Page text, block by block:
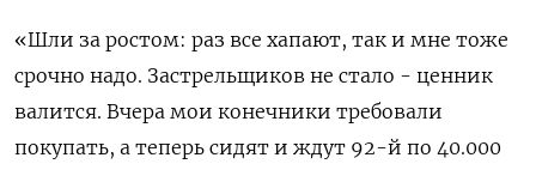
«Шли за ростом: раз все хапают, так и мне тоже
срочно надо. Застрельщиков не стало - ценник
валится. Вчера мои конечники требовали
покупать, а теперь сидят и ждут 92-й по 40.000